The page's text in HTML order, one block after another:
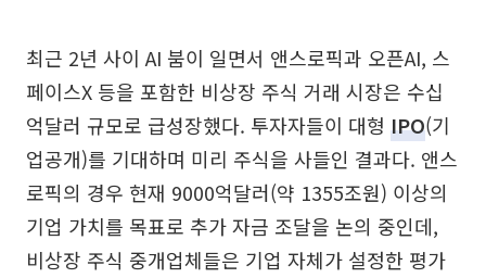
최근 2년 사이 AI 붐이 일면서 앤스로픽과 오픈AI, 스
페이스X 등을 포함한 비상장 주식 거래 시장은 수십
억달러 규모로 급성장했다. 투자자들이 대형 IPO(기
업공개)를 기대하며 미리 주식을 사들인 결과다. 앤스
로픽의 경우 현재 9000억달러(약 1355조원) 이상의
기업 가치를 목표로 추가 자금 조달을 논의 중인데,
비상장 주식 중개업체들은 기업 자체가 설정한 평가